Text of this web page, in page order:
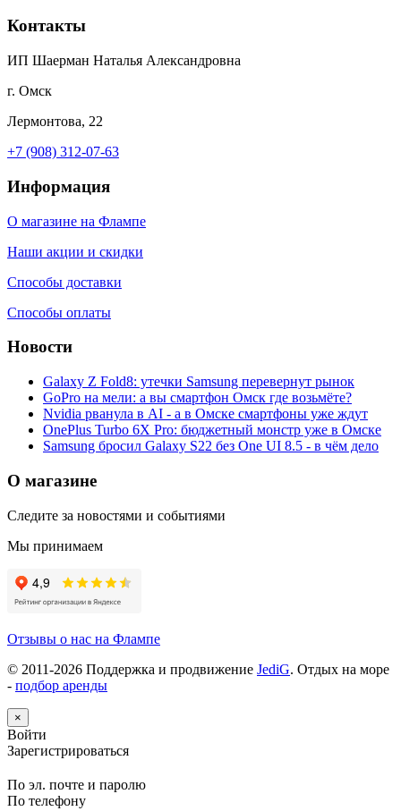
Контакты
ИП Шаерман Наталья Александровна
г. Омск
Лермонтова, 22
+7 (908) 312-07-63
Информация
О магазине на Флампе
Наши акции и скидки
Способы доставки
Способы оплаты
Новости
Galaxy Z Fold8: утечки Samsung перевернут рынок
GoPro на мели: а вы смартфон Омск где возьмёте?
Nvidia рванула в AI - а в Омске смартфоны уже ждут
OnePlus Turbo 6X Pro: бюджетный монстр уже в Омске
Samsung бросил Galaxy S22 без One UI 8.5 - в чём дело
О магазине
Следите за новостями и событиями
Мы принимаем
Отзывы о нас на Флампе
© 2011-2026 Поддержка и продвижение JediG. Отдых на море
- подбор аренды
×
Войти
Зарегистрироваться
По эл. почте и паролю
По телефону